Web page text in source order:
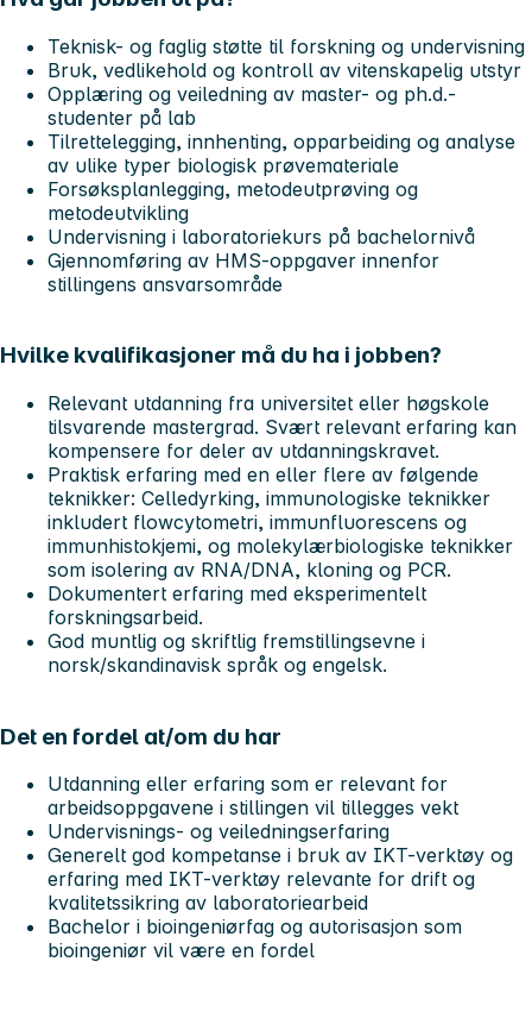
Teknisk- og faglig støtte til forskning og undervisning
Bruk, vedlikehold og kontroll av vitenskapelig utstyr
Opplæring og veiledning av master- og ph.d.-
studenter på lab
Tilrettelegging, innhenting, opparbeiding og analyse
av ulike typer biologisk prøvemateriale
Forsøksplanlegging, metodeutprøving og
metodeutvikling
Undervisning i laboratoriekurs på bachelornivå
Gjennomføring av HMS-oppgaver innenfor
stillingens ansvarsområde
Hvilke kvalifikasjoner må du ha i jobben?
Relevant utdanning fra universitet eller høgskole
tilsvarende mastergrad. Svært relevant erfaring kan
kompensere for deler av utdanningskravet.
Praktisk erfaring med en eller flere av følgende
teknikker: Celledyrking, immunologiske teknikker
inkludert flowcytometri, immunfluorescens og
immunhistokjemi, og molekylærbiologiske teknikker
som isolering av RNA/DNA, kloning og PCR.
Dokumentert erfaring med eksperimentelt
forskningsarbeid.
God muntlig og skriftlig fremstillingsevne i
norsk/skandinavisk språk og engelsk.
Det en fordel at/om du har
Utdanning eller erfaring som er relevant for
arbeidsoppgavene i stillingen vil tillegges vekt
Undervisnings- og veiledningserfaring
Generelt god kompetanse i bruk av IKT-verktøy og
erfaring med IKT-verktøy relevante for drift og
kvalitetssikring av laboratoriearbeid
Bachelor i bioingeniørfag og autorisasjon som
bioingeniør vil være en fordel